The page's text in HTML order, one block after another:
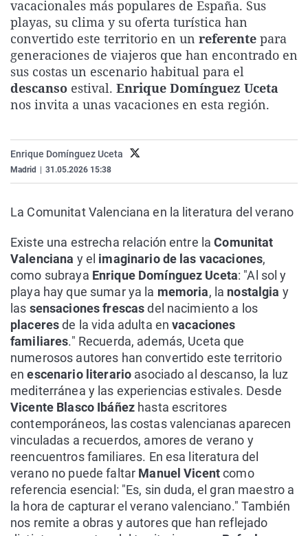
La rosa de los vientos
Gente viajera
Como el perro y el
Caso
Retornados
Equipo de
Operación Viuda
Extremadura
Galicia
La Rioja
Navarra
País Vasco
Virales
Televisión
Elecciones
vacacionales más populares de España. Sus
playas, su clima y su oferta turística han
convertido este territorio en un referente para
generaciones de viajeros que han encontrado en
sus costas un escenario habitual para el
descanso estival. Enrique Domínguez Uceta
nos invita a unas vacaciones en esta región.
Enrique Domínguez Uceta
Madrid 31.05.2026 15:38
La Comunitat Valenciana en la literatura del verano
Existe una estrecha relación entre laComunitat
Valenciana y el imaginario de las vacaciones,
como subraya Enrique Domínguez Uceta: "Al sol y
playa hay que sumar ya la memoria, la nostalgia y
las sensaciones frescasdel nacimiento a los
placeresde la vida adulta envacaciones
familiares." Recuerda, además, Uceta que
numerosos autores han convertido este territorio
enescenario literario asociado al descanso, la luz
mediterránea y las experiencias estivales. Desde
Vicente Blasco Ibáñezhasta escritores
contemporáneos, las costas valencianas aparecen
vinculadas a recuerdos, amores de verano y
reencuentros familiares. En esa literatura del
verano no puede faltar Manuel Vicentcomo
referencia esencial: "Es, sin duda, el gran maestro a
la hora de capturar el verano valenciano." También
nos remite a obras y autores que han reflejado